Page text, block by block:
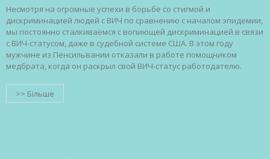
Несмотря на огромные успехи в борьбе со стигмой и
дискриминацией людей с ВИЧ по сравнению с началом эпидемии,
мы постоянно сталкиваемся с вопиющей дискриминацией в связи
с ВИЧ-статусом, даже в судебной системе США. В этом году
мужчине из Пенсильвании отказали в работе помощником
медбрата, когда он раскрыл свой ВИЧ-статус работодателю.
>> Більше